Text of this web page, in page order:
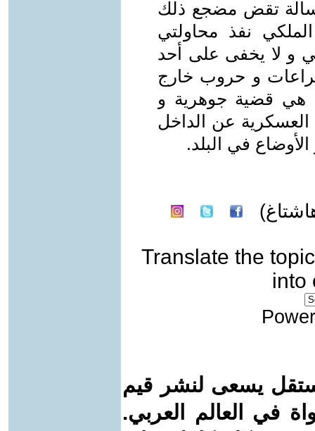
تقض مضجع ذلك
نفذ محاولتي
و ﻻ يخفى على أحد
و حروب خارج
هي قضية جوهرية و
عن الداخل
في البلد.
Translate the topic
into
يسعى لنشر قيم
في العالم العربي.